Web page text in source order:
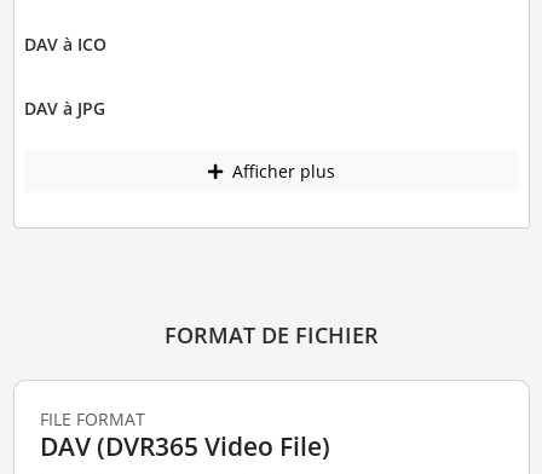
DAV à ICO
DAV à JPG
Afficher plus
FORMAT DE FICHIER
FILE FORMAT
DAV (DVR365 Video File)